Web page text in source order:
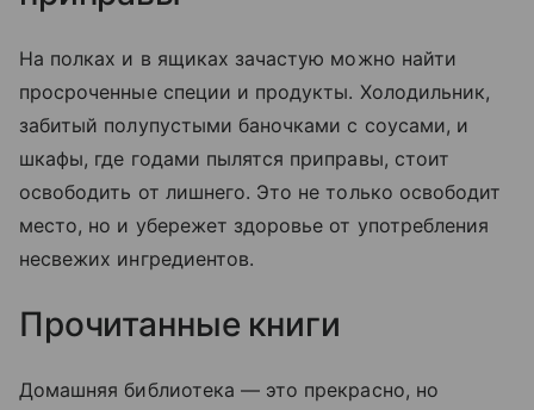
На полках и в ящиках зачастую можно найти
просроченные специи и продукты. Холодильник,
забитый полупустыми баночками с соусами, и
шкафы, где годами пылятся приправы, стоит
освободить от лишнего. Это не только освободит
место, но и убережет здоровье от употребления
несвежих ингредиентов.
Прочитанные книги
Домашняя библиотека — это прекрасно, но